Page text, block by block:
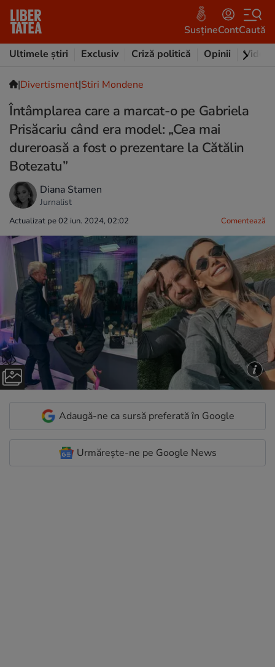
SusțineContCaută
Ultimele știri
Exclusiv Criză politică Opinii Video
|Divertisment|Stiri Mondene
Întâmplarea care a marcat-o pe Gabriela
Prisăcariu când era model: „Cea mai
dureroasă a fost o prezentare la Cătălin
Botezatu”
Diana Stamen
Jurnalist
Actualizat pe 02 iun. 2024, 02:02 Comentează
Adaugă-ne ca sursă preferată în Google
Urmărește-ne pe Google News